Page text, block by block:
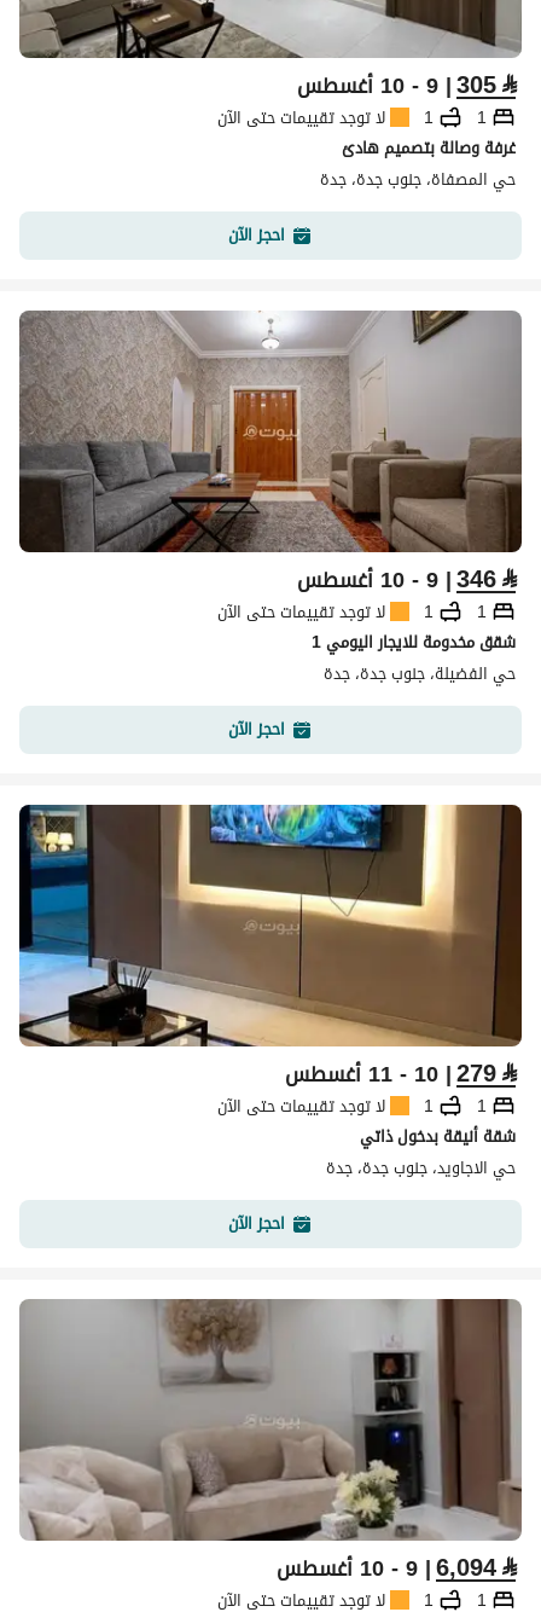
⃁
305| 9 - 10 أغسطس
1
1
لا توجد تقييمات حتى الآن
غرفة وصالة بتصميم هادئ
حي المصفاة، جنوب جدة، جدة
احجز الآن
⃁
346| 9 - 10 أغسطس
1
1
لا توجد تقييمات حتى الآن
شقق مخدومة للايجار اليومي 1
حي الفضيلة، جنوب جدة، جدة
احجز الآن
⃁
279| 10 - 11 أغسطس
1
1
لا توجد تقييمات حتى الآن
شقة أنيقة بدخول ذاتي
حي الاجاويد، جنوب جدة، جدة
احجز الآن
⃁
6,094| 9 - 10 أغسطس
1
1 لا توجد تقييمات حتى الآن